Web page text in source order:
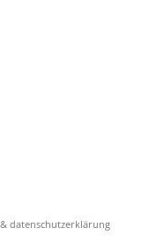
datenschutzerklärung